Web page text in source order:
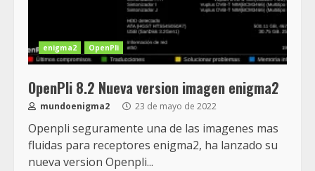
enigma2 OpenPli
OpenPli 8.2 Nueva version imagen enigma2
mundoenigma2 23 de mayo de 2022
Openpli seguramente una de las imagenes mas
fluidas para receptores enigma2, ha lanzado su
nueva version Openpli...